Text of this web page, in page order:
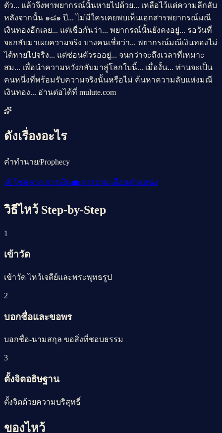
ตัว... แล้วจึงพาพยากรณ์นั้นหายไปด้วย... เหลือไว้แต่ความลึกลับ
หลังจากนั้น ๑๘๑ ปี... ไม่มีใครเคยพบเห็นเอกสารพยากรณ์มณี
เงินทองอีกเลย... แต่เชื่อกันว่า... พยากรณ์นั้นยังคงอยู่... รอวันที่
จะกลับมาเผยความจริง บางคนเชื่อว่า... พยากรณ์มณีเงินทองไม่
ได้หายไปจริง... แต่ซ่อนตัวรออยู่... จนกว่าจะถึงเวลาที่เหมาะ
สม... เพื่อนำความหวังกลับมาสู่โลกใบนี้... เมื่องั้น... ท่านจะเป็น
คนหนึ่งที่พร้อมรับความจริงนั้นหรือไม่ ค้นหาความลับแห่งมณี
เงินทอง... อ่านต่อได้ที่ mulute.com
ดังเรื่องอะไร
คำทำนาย/Prophecy
💰 โชคลาภ การเงิน💼 การงาน เลื่อนตำแหน่ง
วิธีไหว้ Step-by-Step
1
เข้าวัด
เข้าวัด ไหว้เจดีย์และพระพุทธรูป
2
บอกชื่อและขอพร
บอกชื่อ-นามสกุล ขอสิ่งที่ชอบธรรม
3
ตั้งจิตอธิษฐาน
ตั้งจิตด้วยความบริสุทธิ์
ของไหว้